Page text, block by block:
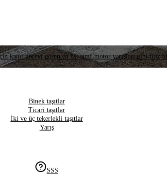
kanıt görevi gören en üst sınıf motor yarışları gibi titiz
Binek taşıtlar
Ticari taşıtlar
İki ve üç tekerlekli taşıtlar
Yarış
SSS